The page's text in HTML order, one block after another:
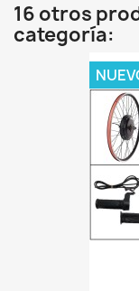
16 otros
categoría: